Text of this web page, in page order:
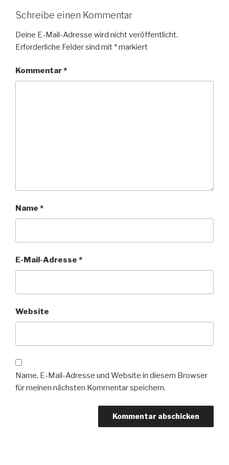
Schreibe einen Kommentar
Deine E-Mail-Adresse wird nicht veröffentlicht.
Erforderliche Felder sind mit *markiert
Kommentar*
Name *
E-Mail-Adresse *
Website
Name, E-Mail-Adresse und Website in diesem Browser
für meinen nächsten Kommentar speichern.